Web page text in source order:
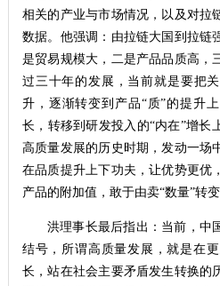
相关的产业与市场情况，以及对拉
数据。他强调：由拉链大国到拉链
是贸易规模大，二是产品品质高，
过三十年的发展，当前就是要把
升，逐渐转变到产品“质”的提升
长，转移到研发投入的“内在”增长
高质量发展的历史时期，发动一场
在品质提升上下功夫，让优势更优
产品的附加值，敢于由卖“数量”转变
洪理事长最后指出：当前，中
结号，所谓高质量发展，就是在
长，站在社会主要矛盾发生转换的